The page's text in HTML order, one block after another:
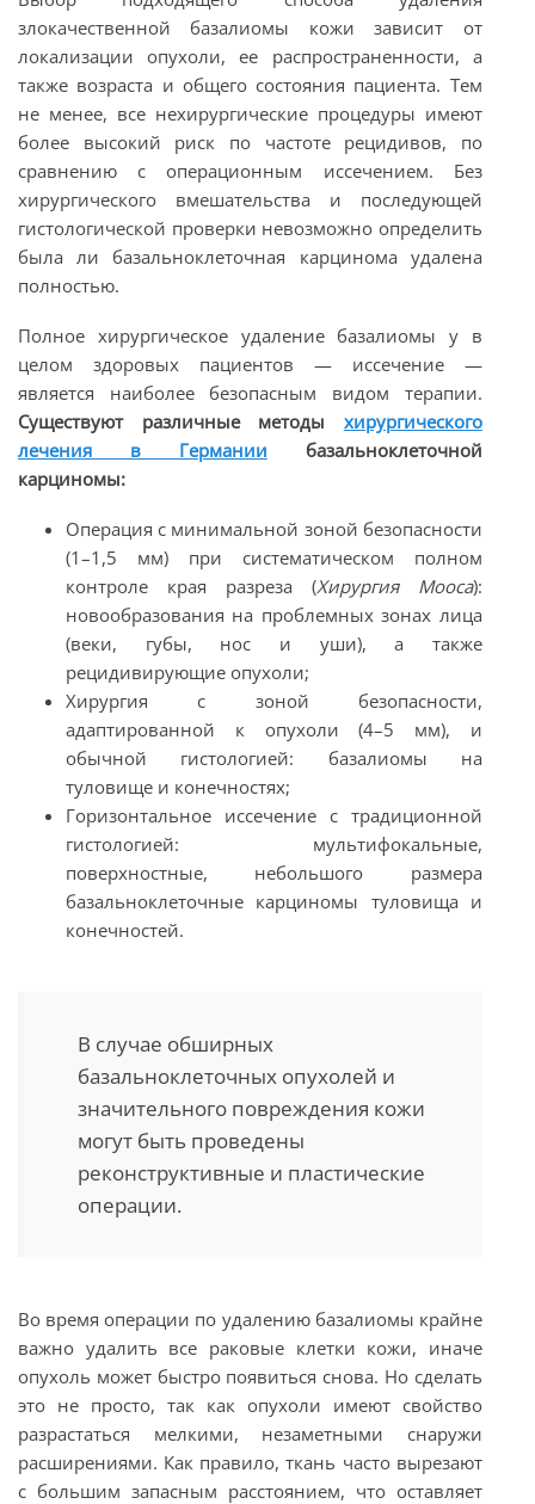
злокачественной базалиомы кожи зависит от
локализации опухоли, ее распространенности, а
также возраста и общего состояния пациента. Тем
не менее, все нехирургические процедуры имеют
более высокий риск по частоте рецидивов, по
сравнению с операционным иссечением. Без
хирургического вмешательства и последующей
гистологической проверки невозможно определить
была ли базальноклеточная карцинома удалена
полностью.
Полное хирургическое удаление базалиомы у в
целом здоровых пациентов — иссечение —
является наиболее безопасным видом терапии.
Существуют различные методы хирургического
лечения в Германии базальноклеточной
карциномы:
Операция с минимальной зоной безопасности
(1–1,5 мм) при систематическом полном
контроле края разреза (Хирургия Мооса):
новообразования на проблемных зонах лица
(веки, губы, нос и уши), а также
рецидивирующие опухоли;
Хирургия с зоной безопасности,
адаптированной к опухоли (4–5 мм), и
обычной гистологией: базалиомы на
туловище и конечностях;
Горизонтальное иссечение с традиционной
гистологией: мультифокальные,
поверхностные, небольшого размера
базальноклеточные карциномы туловища и
конечностей.
В случае обширных
базальноклеточных опухолей и
значительного повреждения кожи
могут быть проведены
реконструктивные и пластические
операции.
Во время операции по удалению базалиомы крайне
важно удалить все раковые клетки кожи, иначе
опухоль может быстро появиться снова. Но сделать
это не просто, так как опухоли имеют свойство
разрастаться мелкими, незаметными снаружи
расширениями. Как правило, ткань часто вырезают
с большим запасным расстоянием, что оставляет